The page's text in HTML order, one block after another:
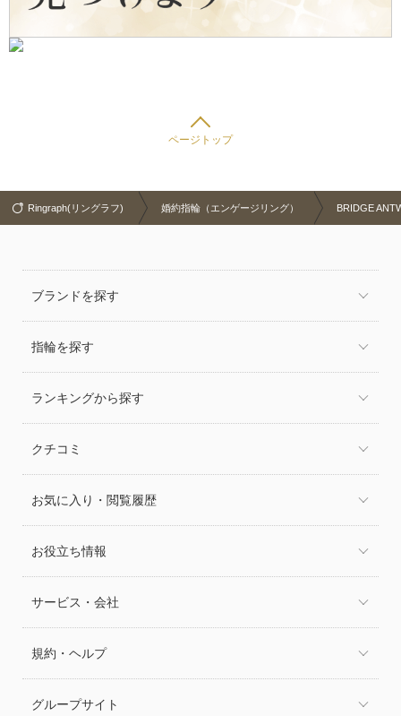
ページトップ
Ringraph(リングラフ) 婚約指輪（エンゲージリング） BRIDGE
ブランドを探す
指輪を探す
ランキングから探す
クチコミ
お気に入り・閲覧履歴
お役立ち情報
サービス・会社
規約・ヘルプ
グループサイト